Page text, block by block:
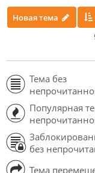
Новая тема
Тема без
Популярная
без
Тема